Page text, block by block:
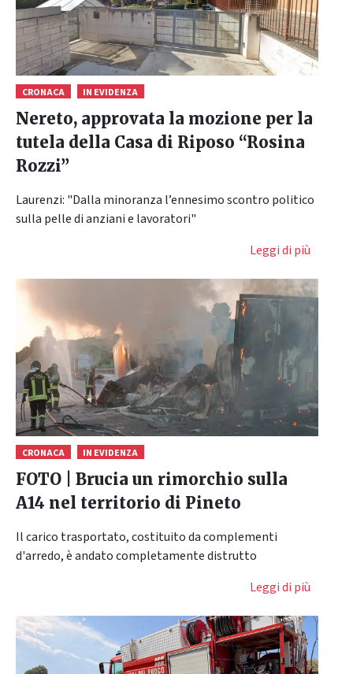
CRONACA IN EVIDENZA
Nereto, approvata la mozione per la
tutela della Casa di Riposo “Rosina
Rozzi”
Laurenzi: "Dalla minoranza l’ennesimo scontro politico
sulla pelle di anziani e lavoratori"
Leggi di più
CRONACA IN EVIDENZA
FOTO | Brucia un rimorchio sulla
A14 nel territorio di Pineto
Il carico trasportato, costituito da complementi
d'arredo, è andato completamente distrutto
Leggi di più